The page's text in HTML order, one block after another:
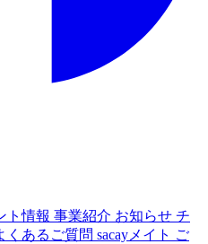
ト情報 事業紹介 お知らせ チ
くあるご質問 sacayメイト ご